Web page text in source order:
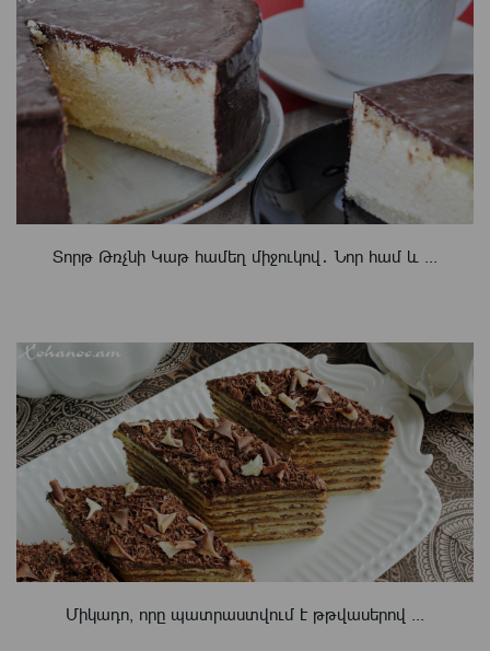
Տորթ Թռչնի Կաթ համեղ միջուկով․ Նոր համ և ...
Միկադո, որը պատրաստվում է թթվասերով ...